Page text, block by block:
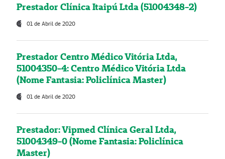
Prestador Clínica Itaipú Ltda (51004348-2)
01 de Abril de 2020
Prestador Centro Médico Vitória Ltda,
51004350-4: Centro Médico Vitória Ltda
(Nome Fantasia: Policlínica Master)
01 de Abril de 2020
Prestador: Vipmed Clínica Geral Ltda,
51004349-0 (Nome Fantasia: Policlínica
Master)